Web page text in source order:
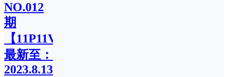
NO.012
期
【11P11V】
最新至：
2023.8.13